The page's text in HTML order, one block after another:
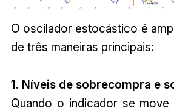
O oscilador estocástico é
de três maneiras principais:
1. Níveis de sobrecompra e
Quando o indicador se